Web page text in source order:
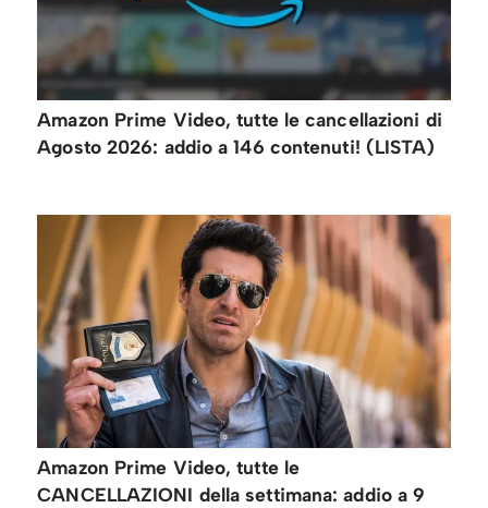
Amazon Prime Video, tutte le cancellazioni di
Agosto 2026: addio a 146 contenuti! (LISTA)
Amazon Prime Video, tutte le
CANCELLAZIONI della settimana: addio a 9